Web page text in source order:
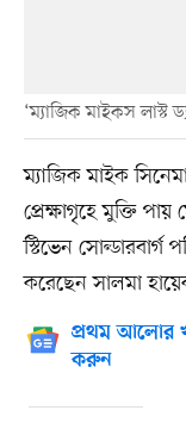
‘ম্যাজিক মাইকস লাস্ট
ম্যাজিক মাইক
প্রেক্ষাগৃহে মুক্তি পায়
স্টিভেন সোল্ডারবার্গ
করেছেন সালমা
প্রথম আলোর
করুন